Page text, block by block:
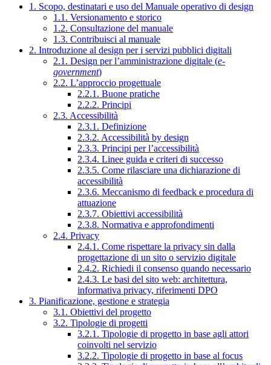
1. Scopo, destinatari e uso del Manuale operativo di design
1.1. Versionamento e storico
1.2. Consultazione del manuale
1.3. Contribuisci al manuale
2. Introduzione al design per i servizi pubblici digitali
2.1. Design per l’amministrazione digitale (e-
government)
2.2. L’approccio progettuale
2.2.1. Buone pratiche
2.2.2. Principi
2.3. Accessibilità
2.3.1. Definizione
2.3.2. Accessibilità by design
2.3.3. Principi per l’accessibilità
2.3.4. Linee guida e criteri di successo
2.3.5. Come rilasciare una dichiarazione di
accessibilità
2.3.6. Meccanismo di feedback e procedura di
attuazione
2.3.7. Obiettivi accessibilità
2.3.8. Normativa e approfondimenti
2.4. Privacy
2.4.1. Come rispettare la privacy sin dalla
progettazione di un sito o servizio digitale
2.4.2. Richiedi il consenso quando necessario
2.4.3. Le basi del sito web: architettura,
informativa privacy, riferimenti DPO
3. Pianificazione, gestione e strategia
3.1. Obiettivi del progetto
3.2. Tipologie di progetti
3.2.1. Tipologie di progetto in base agli attori
coinvolti nel servizio
3.2.2. Tipologie di progetto in base al focus